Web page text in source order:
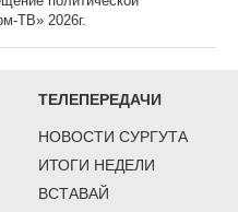
ТВ» 2026г.
ТЕЛЕПЕРЕДАЧИ
НОВОСТИ СУРГУТА
ИТОГИ НЕДЕЛИ
ВСТАВАЙ